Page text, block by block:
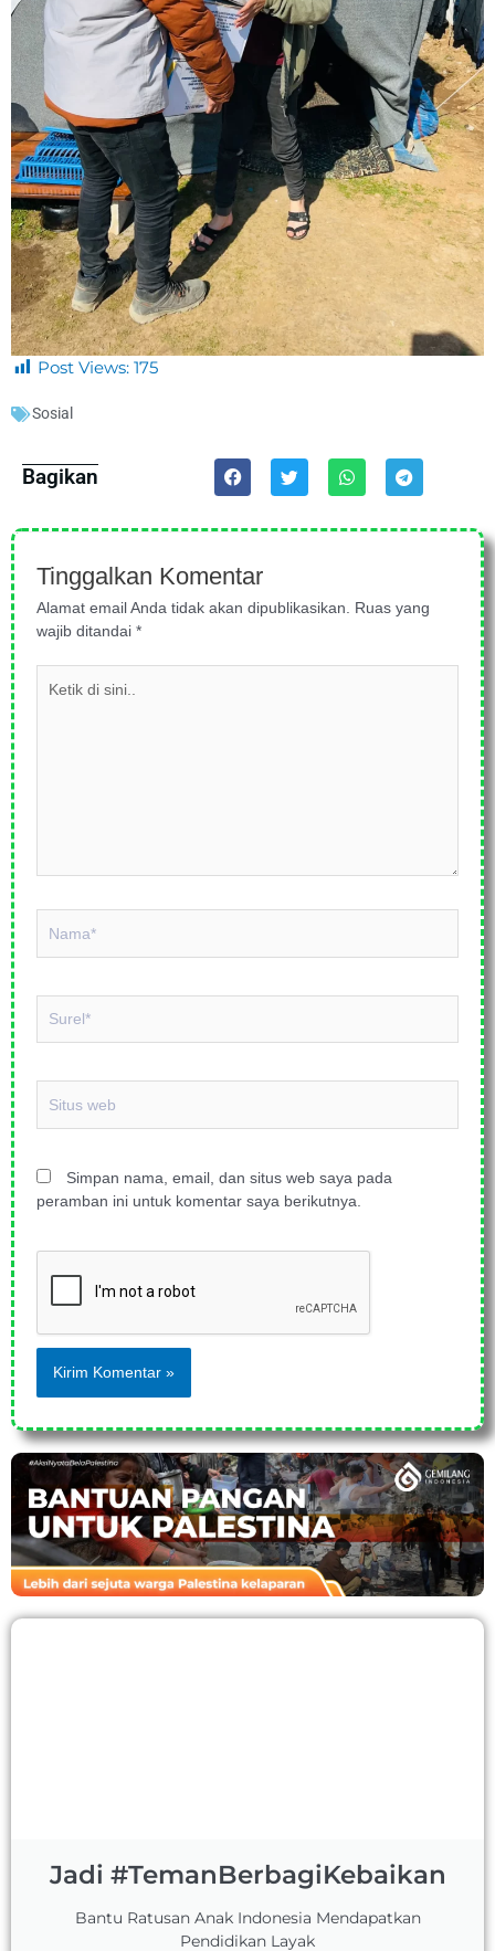
Post Views: 175
Sosial
Bagikan
Tinggalkan Komentar
Alamat email Anda tidak akan dipublikasikan.
Ruas yang
wajib ditandai *
web
Simpan nama, email, dan situs web saya pada
peramban ini untuk komentar saya berikutnya.
Jadi #TemanBerbagiKebaikan
Bantu Ratusan Anak Indonesia Mendapatkan
Pendidikan Layak